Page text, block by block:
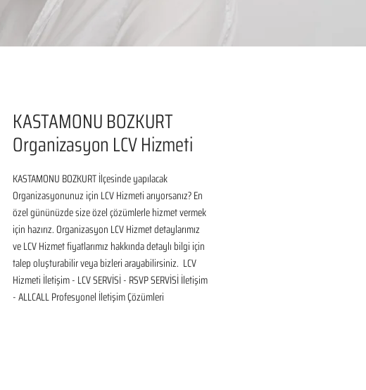
KASTAMONU BOZKURT
Organizasyon LCV Hizmeti
KASTAMONU BOZKURT İlçesinde yapılacak
Organizasyonunuz için LCV Hizmeti arıyorsanız? En
özel gününüzde size özel çözümlerle hizmet vermek
için hazırız. Organizasyon LCV Hizmet detaylarımız
ve LCV Hizmet fiyatlarımız hakkında detaylı bilgi için
talep oluşturabilir veya bizleri arayabilirsiniz.  LCV
Hizmeti İletişim - LCV SERVİSİ - RSVP SERVİSİ İletişim
- ALLCALL Profesyonel İletişim Çözümleri